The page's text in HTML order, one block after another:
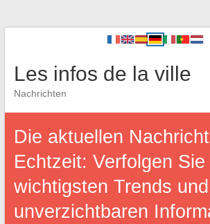
Les infos de la ville
Nachrichten
Die aktuellen
Echtzeit: Verfolgen Sie
wichtigsten Trends und
unverzichtbaren